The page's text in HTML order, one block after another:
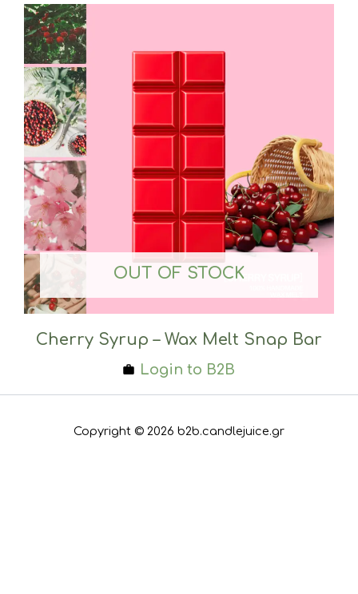
OUT OF STOCK
Cherry Syrup – Wax Melt Snap Bar
Login to B2B
Copyright © 2026 b2b.candlejuice.gr